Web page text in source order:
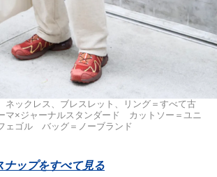
ックレス、ブレスレット、リング＝すべて古
×ジャーナルスタンダード カットソー＝ユニ
ェゴル バッグ＝ノーブランド
ップをすべて見る